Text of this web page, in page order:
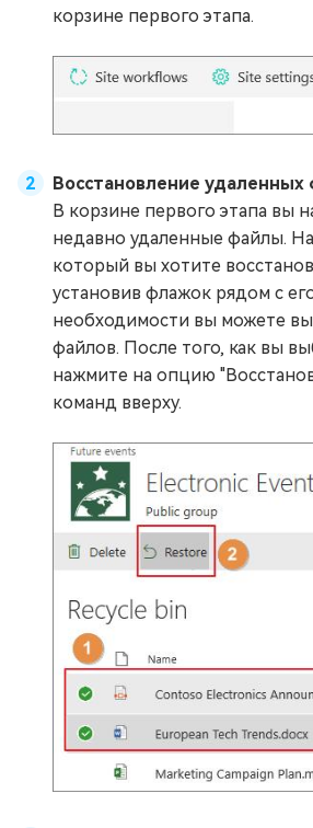
корзине первого этапа.
Восстановление удаленных
В корзине первого этапа вы
недавно удаленные файлы.
который вы хотите
установив флажок рядом с
необходимости вы можете
файлов. После того, как вы
нажмите на опцию
команд вверху.